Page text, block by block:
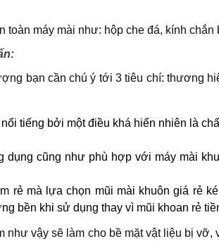
toàn máy mài như: hộp che đá, kính chắn
bạn cần chú ý tới 3 tiêu chí: thương
tiếng bởi một điều khá hiển nhiên là
dụng cũng như phù hợp với máy mài
rẻ mà lựa chọn mũi mài khuôn giá rẻ
bền khi sử dụng thay vì mũi khoan rẻ
vậy sẽ làm cho bề mặt vật liệu bị vỡ,